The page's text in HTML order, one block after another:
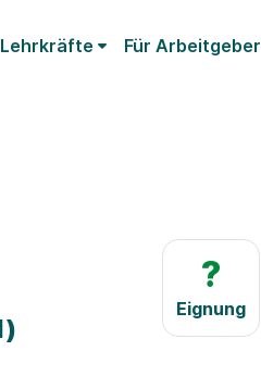
Lehrkräfte Für Arbeitgeber
?
Eignung